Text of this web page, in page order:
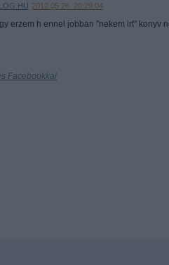
2012.05.26. 20:29:04
erzem h ennel jobban "nekem irt" konyv
Facebookkal